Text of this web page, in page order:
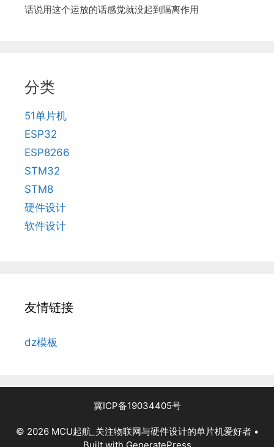
话说用这个运放的话感觉就没起到隔离作用
分类
51单片机
ESP32
ESP8266
STM32
STM8
硬件设计
软件设计
友情链接
dz模板
冀ICP备19034405号
© 2026 MCU起航_关注物联网与硬件设计的单片机爱好者•